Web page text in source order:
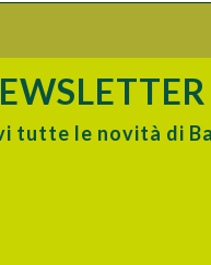
tutte le novità di